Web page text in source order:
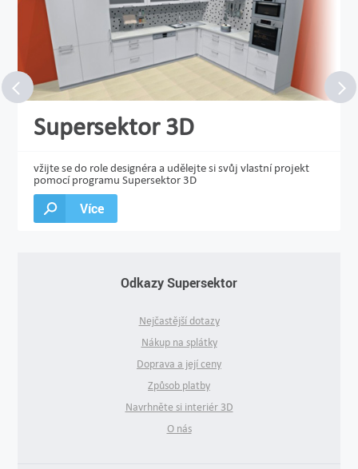
Supersektor 3D
vžijte se do role designéra a udělejte si svůj vlastní projekt
pomocí programu Supersektor 3D
Více
Odkazy Supersektor
Nejčastější dotazy
Nákup na splátky
Doprava a její ceny
Způsob platby
Navrhněte si interiér 3D
O nás